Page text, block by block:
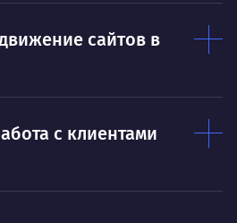
сайтов в
с клиентами